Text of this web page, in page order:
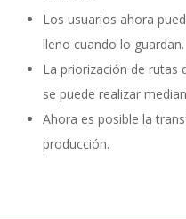
Los usuarios ahora
lleno cuando lo guardan.
La priorización de rutas
se puede realizar
Ahora es posible la
producción.